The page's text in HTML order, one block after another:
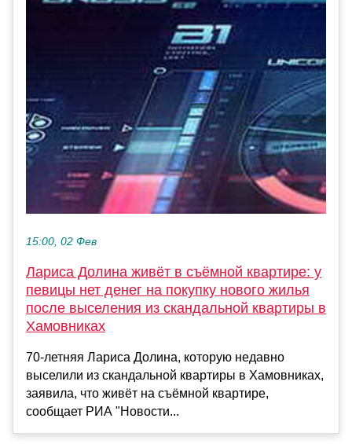
15:00, 02 Фев
Лариса Долина живёт в съёмной квартире: у
певицы нет денег на покупку нового жилья
после выселения из скандальной квартиры в
Хамовниках
70-летняя Лариса Долина, которую недавно
выселили из скандальной квартиры в Хамовниках,
заявила, что живёт на съёмной квартире,
сообщает РИА "Новости...